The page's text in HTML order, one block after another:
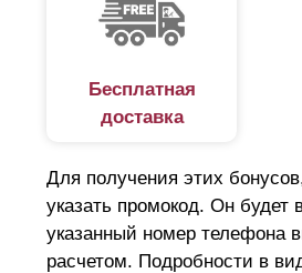
“Оптима ” прекрасно подходит
абсолютно любых объектов:
домов, веранд, беседок, мест для
Бесплатная
доставка
Для получения этих
указать промокод. Он будет
указанный номер телефона
расчетом. Подробности в